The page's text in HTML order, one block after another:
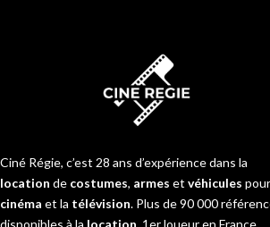
Ciné Régie, c’est 28 ans d’expérience dans la
location de costumes, armes et véhicules
cinéma et la télévision. Plus de 90 000